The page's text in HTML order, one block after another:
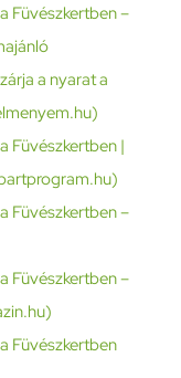
Füvészkertben –
a nyarat a
Füvészkertben |
Füvészkertben –
Füvészkertben –
Füvészkertben